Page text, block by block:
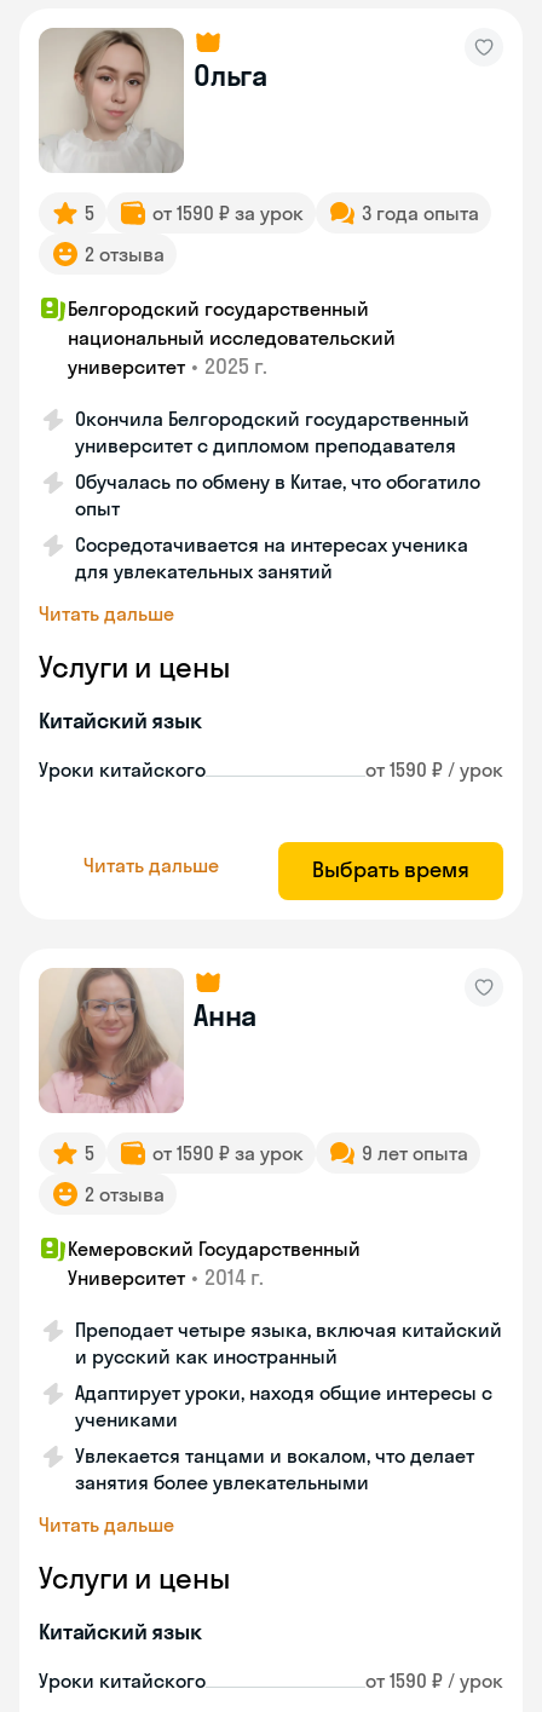
Ольга
5 от 1590 ₽ за урок
3 года опыта
2 отзыва
Белгородский государственный
национальный исследовательский
университет • 2025 г.
Окончила Белгородский государственный
университет с дипломом преподавателя
Обучалась по обмену в Китае, что обогатило
опыт
Сосредотачивается на интересах ученика
для увлекательных занятий
Читать дальше
Услуги и цены
Китайский язык
Уроки китайского от 1590 ₽ / урок
Читать дальше Выбрать время
Анна
5 от 1590 ₽ за урок
9 лет опыта
2 отзыва
Кемеровский Государственный
Университет • 2014 г.
Преподает четыре языка, включая китайский
и русский как иностранный
Адаптирует уроки, находя общие интересы с
учениками
Увлекается танцами и вокалом, что делает
занятия более увлекательными
Читать дальше
Услуги и цены
Китайский язык
Уроки китайского от 1590 ₽ / урок